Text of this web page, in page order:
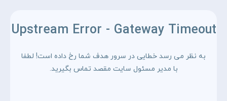
Upstream Error - Gateway Timeout
به نظر می رسد خطایی در سرور هدف شما رخ داده است! لطفا
با مدیر مسئول سایت مقصد تماس بگیرید.